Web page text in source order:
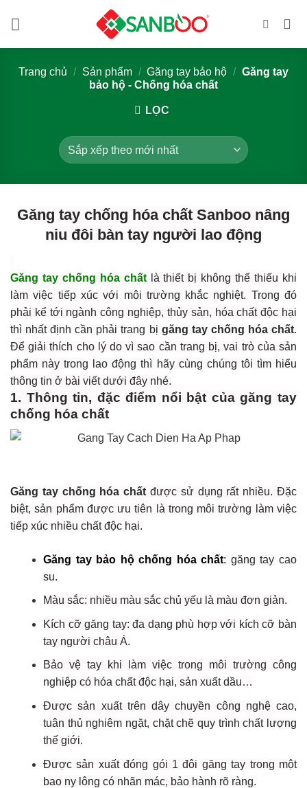
Trang chủ / Sản phẩm / Găng tay bảo hộ / Găng tay
bảo hộ - Chống hóa chất
LỌC
Găng tay chống hóa chất Sanboo nâng
niu đôi bàn tay người lao động
Găng tay chống hóa chấtlà thiết bị không thể thiếu khi
làm việc tiếp xúc với môi trường khắc nghiệt. Trong đó
phải kể tới ngành công nghiệp, thủy sản, hóa chất độc hại
thì nhất định cần phải trang bị găng tay chống hóa chất.
Để giải thích cho lý do vì sao cần trang bị, vai trò của sản
phẩm này trong lao động thì hãy cùng chúng tôi tìm hiểu
thông tin ở bài viết dưới đây nhé.
1. Thông tin, đặc điểm nổi bật của găng tay
chống hóa chất
Găng tay chống hóa chất được sử dụng rất nhiều. Đặc
biệt, sản phẩm được ưu tiên là trong môi trường làm việc
tiếp xúc nhiều chất độc hại.
Găng tay bảo hộ chống hóa chất: găng tay cao
su.
Màu sắc: nhiều màu sắc chủ yếu là màu đơn giản.
Kích cỡ găng tay: đa dạng phù hợp với kích cỡ bàn
tay người châu Á.
Bảo vệ tay khi làm việc trong môi trường công
nghiệp có hóa chất độc hại, sản xuất dầu…
Được sản xuất trên dây chuyền công nghệ cao,
tuân thủ nghiêm ngặt, chặt chẽ quy trình chất lượng
thế giới.
Được sản xuất đóng gói 1 đôi găng tay trong một
bao ny lông có nhãn mác, bảo hành rõ ràng.